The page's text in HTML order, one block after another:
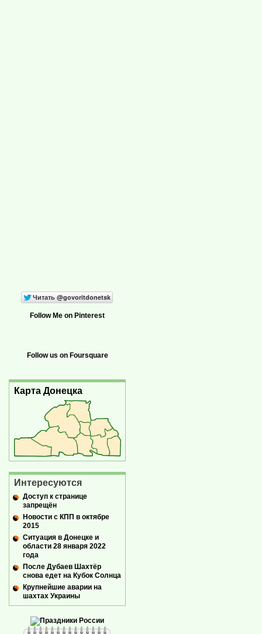
Follow Me on Pinterest
Follow us on Foursquare
Карта Донецка
Интересуются
Доступ к странице
запрещён
Новости с КПП в октябре
2015
Ситуация в Донецке и
области 28 января 2022
года
После Дубаев Шахтёр
снова едет на Кубок Солнца
Крупнейшие аварии на
шахтах Украины